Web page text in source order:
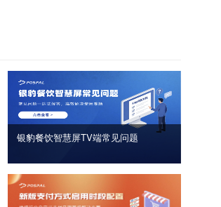
银豹餐饮智慧屏TV端常见问题